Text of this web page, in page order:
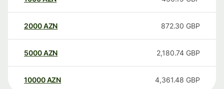
2000AZN 872.30 GBP
5000AZN 2,180.74 GBP
10000 AZN 4,361.48 GBP